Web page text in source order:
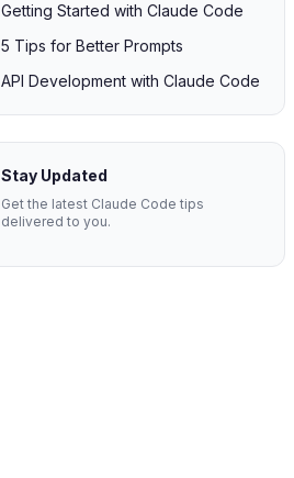
Getting Started with Claude Code
5 Tips for Better Prompts
API Development with Claude Code
Stay Updated
Get the latest Claude Code tips
delivered to you.